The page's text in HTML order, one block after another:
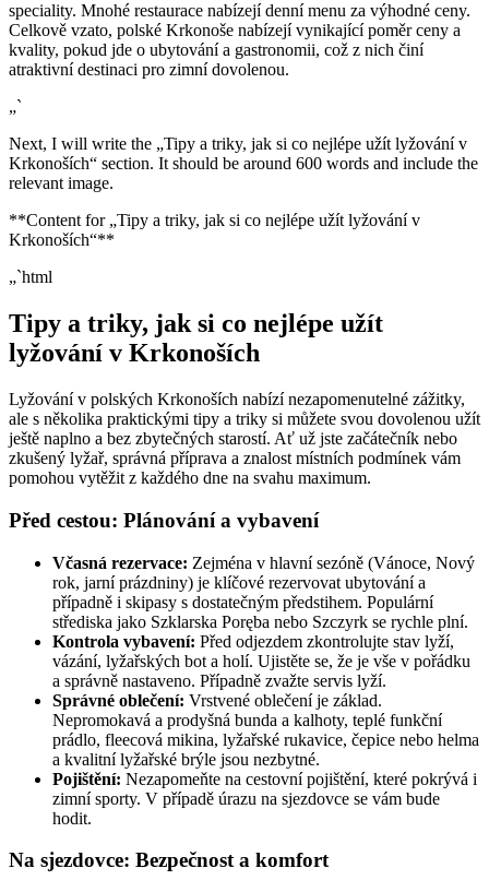
speciality. Mnohé restaurace nabízejí denní menu za výhodné ceny.
Celkově vzato, polské Krkonoše nabízejí vynikající poměr ceny a
kvality, pokud jde o ubytování a gastronomii, což z nich činí
atraktivní destinaci pro zimní dovolenou.
„`
Next, I will write the „Tipy a triky, jak si co nejlépe užít lyžování v
Krkonoších“ section. It should be around 600 words and include the
relevant image.
**Content for „Tipy a triky, jak si co nejlépe užít lyžování v
Krkonoších“**
„`html
Tipy a triky, jak si co nejlépe užít
lyžování v Krkonoších
Lyžování v polských Krkonoších nabízí nezapomenutelné zážitky,
ale s několika praktickými tipy a triky si můžete svou dovolenou užít
ještě naplno a bez zbytečných starostí. Ať už jste začátečník nebo
zkušený lyžař, správná příprava a znalost místních podmínek vám
pomohou vytěžit z každého dne na svahu maximum.
Před cestou: Plánování a vybavení
Včasná rezervace: Zejména v hlavní sezóně (Vánoce, Nový
rok, jarní prázdniny) je klíčové rezervovat ubytování a
případně i skipasy s dostatečným předstihem. Populární
střediska jako Szklarska Poręba nebo Szczyrk se rychle plní.
Kontrola vybavení: Před odjezdem zkontrolujte stav lyží,
vázání, lyžařských bot a holí. Ujistěte se, že je vše v pořádku
a správně nastaveno. Případně zvažte servis lyží.
Správné oblečení: Vrstvené oblečení je základ.
Nepromokavá a prodyšná bunda a kalhoty, teplé funkční
prádlo, fleecová mikina, lyžařské rukavice, čepice nebo helma
a kvalitní lyžařské brýle jsou nezbytné.
Pojištění: Nezapomeňte na cestovní pojištění, které pokrývá i
zimní sporty. V případě úrazu na sjezdovce se vám bude
hodit.
Na sjezdovce: Bezpečnost a komfort